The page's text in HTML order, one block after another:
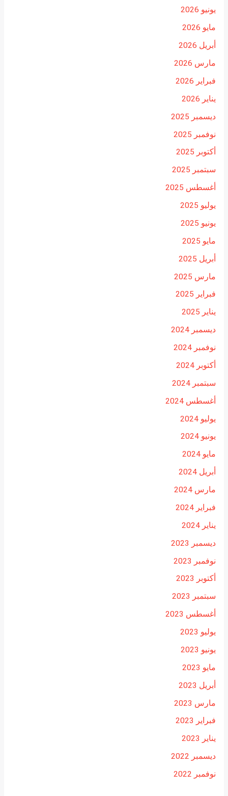
يونيو 2026
مايو 2026
أبريل 2026
مارس 2026
فبراير 2026
يناير 2026
ديسمبر 2025
نوفمبر 2025
أكتوبر 2025
سبتمبر 2025
أغسطس 2025
يوليو 2025
يونيو 2025
مايو 2025
أبريل 2025
مارس 2025
فبراير 2025
يناير 2025
ديسمبر 2024
نوفمبر 2024
أكتوبر 2024
سبتمبر 2024
أغسطس 2024
يوليو 2024
يونيو 2024
مايو 2024
أبريل 2024
مارس 2024
فبراير 2024
يناير 2024
ديسمبر 2023
نوفمبر 2023
أكتوبر 2023
سبتمبر 2023
أغسطس 2023
يوليو 2023
يونيو 2023
مايو 2023
أبريل 2023
مارس 2023
فبراير 2023
يناير 2023
ديسمبر 2022
نوفمبر 2022